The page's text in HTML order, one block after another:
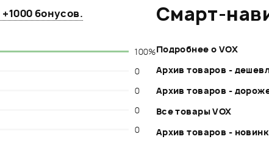
+1000 бонусов.
100%
0
0
0
0
Смарт-
Подробнее о VOX
Архив товаров -
Архив товаров -
Все товары VOX
Архив товаров -